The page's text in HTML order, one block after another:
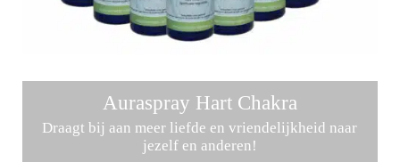
Auraspray Hart Chakra
Draagt bij aan meer liefde en vriendelijkheid naar
jezelf en anderen!